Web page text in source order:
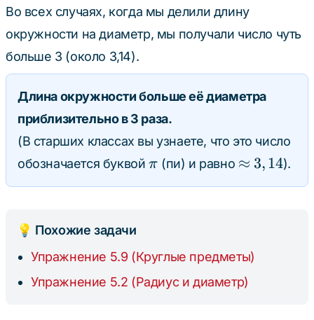
Во всех случаях, когда мы делили длину
окружности на диаметр, мы получали число чуть
больше 3 (около 3,14).
Длина окружности больше её диаметра
приблизительно в 3 раза.
(В старших классах вы узнаете, что это число
обозначается буквой \pi
π (пи) и равно \approx
≈ 3,14).
💡 Похожие задачи
Упражнение 5.9 (Круглые предметы)
Упражнение 5.2 (Радиус и диаметр)